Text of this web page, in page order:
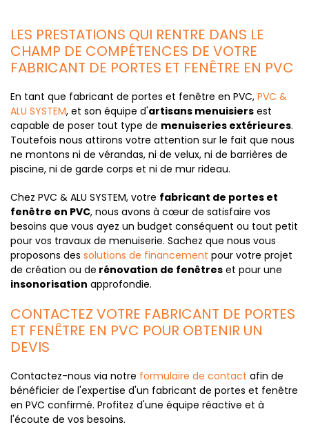
LES PRESTATIONS QUI RENTRE DANS LE
CHAMP DE COMPÉTENCES DE VOTRE
FABRICANT DE PORTES ET FENÊTRE EN PVC
En tant que fabricant de portes et fenêtre en PVC, PVC &
ALU SYSTEM, et son équipe d'artisans menuisiers est
capable de poser tout type de menuiseries extérieures.
Toutefois nous attirons votre attention sur le fait que nous
ne montons ni de vérandas, ni de velux, ni de barrières de
piscine, ni de garde corps et ni de mur rideau.
Chez PVC & ALU SYSTEM, votre fabricant de portes et
fenêtre en PVC, nous avons à cœur de satisfaire vos
besoins que vous ayez un budget conséquent ou tout petit
pour vos travaux de menuiserie. Sachez que nous vous
proposons des solutions de financement pour votre projet
de création ou de rénovation de fenêtres et pour une
insonorisation approfondie.
CONTACTEZ VOTRE FABRICANT DE PORTES
ET FENÊTRE EN PVC POUR OBTENIR UN
DEVIS
Contactez-nous via notre formulaire de contact afin de
bénéficier de l'expertise d'un fabricant de portes et fenêtre
en PVC confirmé. Profitez d'une équipe réactive et à
l'écoute de vos besoins.